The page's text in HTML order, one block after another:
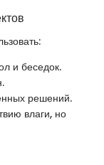
и беседок.
решений.
влаги, но